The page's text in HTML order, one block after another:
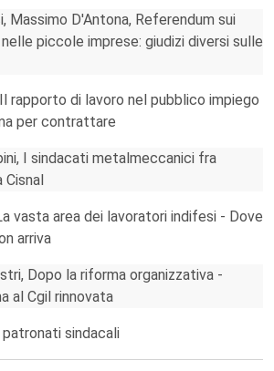
Massimo D'Antona, Referendum sui
piccole imprese: giudizi diversi sulle
rapporto di lavoro nel pubblico impiego
per contrattare
I sindacati metalmeccanici fra
Cisnal
vasta area dei lavoratori indifesi - Dove
arriva
Dopo la riforma organizzativa -
al Cgil rinnovata
sindacali